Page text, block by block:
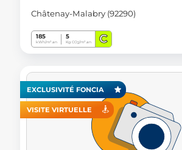
Châtenay-Malabry (92290)
185
kWh/m².an
5
Kg CO2/m².an C
EXCLUSIVITÉ FONCIA
VISITE VIRTUELLE